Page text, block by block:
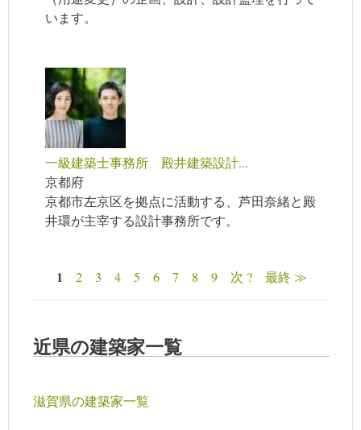
います。
一級建築士事務所 殿井建築設計...
京都府
京都市左京区を拠点に活動する、芦田奈緒と殿
井環が主宰する設計事務所です。
ページ
1 2 3 4 5 6 7 8 9 次 ? 最終 ≫
近県の建築家一覧
滋賀県の建築家一覧